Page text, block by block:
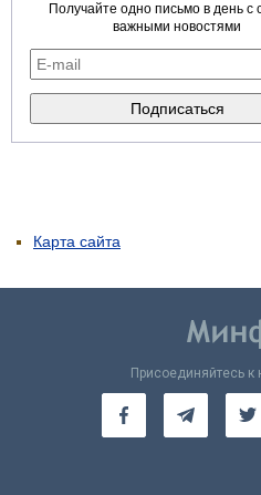
Получайте одно письмо в день с
важными новостями
Карта сайта
Присоединяйтесь к